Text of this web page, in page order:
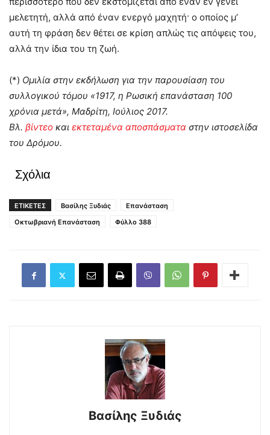
μελετητή, αλλά από έναν ενεργό μαχητή· ο οποίος μ’
αυτή τη φράση δεν θέτει σε κρίση απλώς τις απόψεις του,
αλλά την ίδια του τη ζωή.
(*) Ομιλία στην εκδήλωση για την παρουσίαση του
συλλογικού τόμου «1917, η Ρωσική επανάσταση 100
χρόνια μετά», Μαδρίτη, Ιούλιος 2017.
Βλ. βίντεο και εκτεταμένα αποσπάσματα στην ιστοσελίδα
του Δρόμου.
Σχόλια
ΕΤΙΚΕΤΕΣ Βασίλης Ξυδιάς
Επανάσταση
Οκτωβριανή Επανάσταση
Φύλλο 388
Βασίλης Ξυδιάς